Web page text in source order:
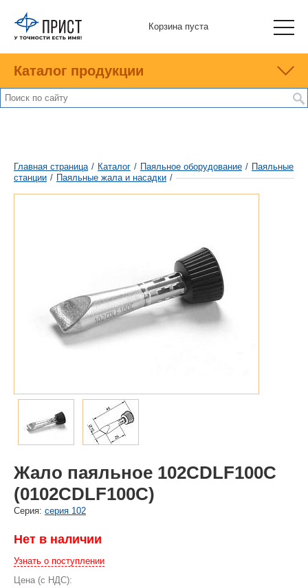
Корзина пуста
Каталог продукции
Главная страница / Каталог / Паяльное оборудование / Паяльные
станции / Паяльные жала и насадки /
Жало паяльное 102CDLF100C
(0102CDLF100C)
Cерия: серия 102
Нет в наличии
Узнать о поступлении
Цена (с НДС):